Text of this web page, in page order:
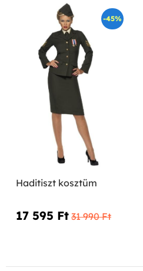
-45%
Haditiszt kosztüm
17 595 Ft‎ 31 990 Ft‎